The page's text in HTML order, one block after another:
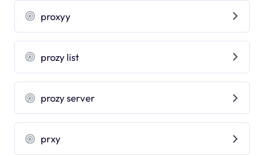
proxyy
prozy list
prozy server
prxy